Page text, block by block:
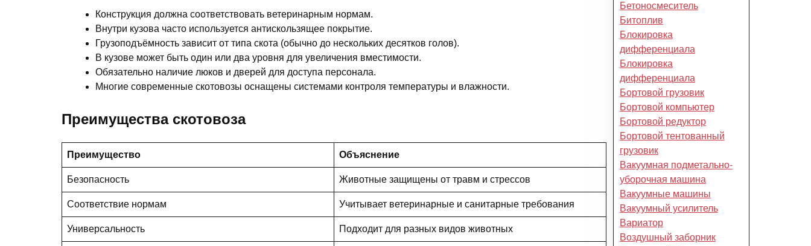
Конструкция должна соответствовать ветеринарным нормам.
Внутри кузова часто используется антискользящее покрытие.
Грузоподъёмность зависит от типа скота (обычно до нескольких десятков голов).
В кузове может быть один или два уровня для увеличения вместимости.
Обязательно наличие люков и дверей для доступа персонала.
Многие современные скотовозы оснащены системами контроля температуры и влажности.
Преимущества скотовоза
Преимущество Объяснение
Безопасность Животные защищены от травм и стрессов
Соответствие нормам Учитывает ветеринарные и санитарные требования
Универсальность Подходит для разных видов животных
Бетоносмеситель
Битоплив
Блокировка
дифференциала
Блокировка
дифференциала
Бортовой грузовик
Бортовой компьютер
Бортовой редуктор
Бортовой тентованный
грузовик
Вакуумная подметально-
уборочная машина
Вакуумные машины
Вакуумный усилитель
Вариатор
Воздушный заборник